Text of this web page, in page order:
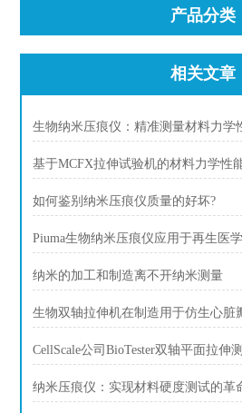
产品分类
相关文章
生物纳米压痕仪：精准测量材料力学
基于MCFX拉伸试验机的材料力学性
如何鉴别纳米压痕仪质量的好坏?
Piuma生物纳米压痕仪应用于再生医学
纳米的加工和制造离不开纳米测量
CellScale公司BioTester双轴平面拉伸
纳米压痕仪：实现材料硬度测试的革